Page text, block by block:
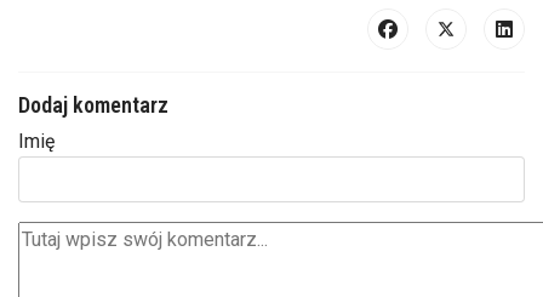
Dodaj komentarz
Imię